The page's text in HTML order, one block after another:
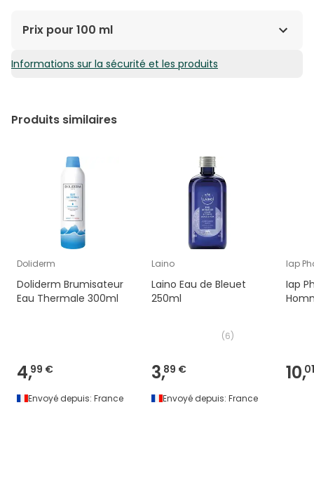
Prix pour 100 ml
30,29€ / 100 ml
Informations sur la sécurité et les produits
Produits similaires
Doliderm
Doliderm Brumisateur
Eau Thermale 300ml
4,99 €
Envoyé depuis: France
Laino
Laino Eau de Bleuet
250ml
(6)
3,89 €
Envoyé depuis: France
Iap
Iap
10,